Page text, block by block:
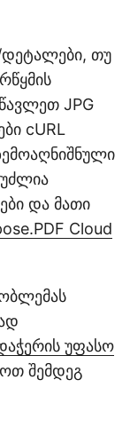
დეტალები, თუ
JPG
cURL
და მათი
Cloud
უფასო
შემდეგ